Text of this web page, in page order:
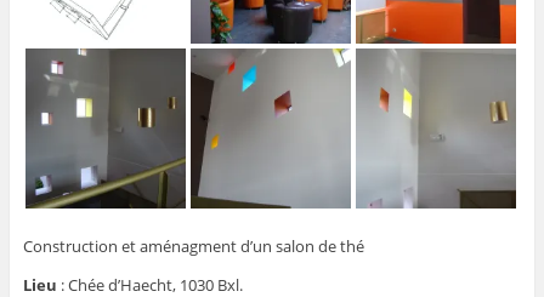
Construction et aménagment d’un salon de thé
Lieu : Chée d’Haecht, 1030 Bxl.